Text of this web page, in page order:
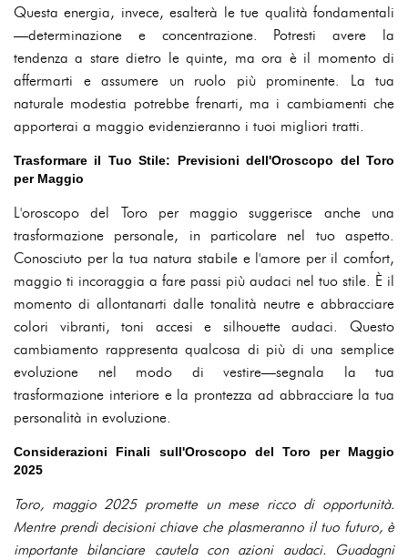
Questa energia, invece, esalterà le tue qualità fondamentali
—determinazione e concentrazione. Potresti avere la
tendenza a stare dietro le quinte, ma ora è il momento di
affermarti e assumere un ruolo più prominente. La tua
naturale modestia potrebbe frenarti, ma i cambiamenti che
apporterai a maggio evidenzieranno i tuoi migliori tratti.
Trasformare il Tuo Stile: Previsioni dell'Oroscopo del Toro
per Maggio
L'oroscopo del Toro per maggio suggerisce anche una
trasformazione personale, in particolare nel tuo aspetto.
Conosciuto per la tua natura stabile e l'amore per il comfort,
maggio ti incoraggia a fare passi più audaci nel tuo stile. È il
momento di allontanarti dalle tonalità neutre e abbracciare
colori vibranti, toni accesi e silhouette audaci. Questo
cambiamento rappresenta qualcosa di più di una semplice
evoluzione nel modo di vestire—segnala la tua
trasformazione interiore e la prontezza ad abbracciare la tua
personalità in evoluzione.
Considerazioni Finali sull'Oroscopo del Toro per Maggio
2025
Toro, maggio 2025 promette un mese ricco di opportunità.
Mentre prendi decisioni chiave che plasmeranno il tuo futuro, è
importante bilanciare cautela con azioni audaci. Guadagni